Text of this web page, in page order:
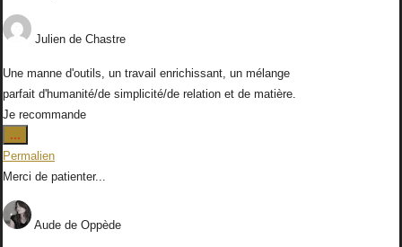
Julien de Chastre
Une manne d'outils, un travail enrichissant, un mélange
parfait d'humanité/de simplicité/de relation et de matière.
Je recommande
...
cette
boîte
méta.
Permalien
Merci de patienter...
Aude de Oppède